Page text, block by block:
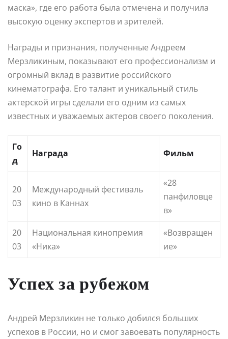
маска», где его работа была отмечена и получила
высокую оценку экспертов и зрителей.
Награды и признания, полученные Андреем
Мерзликиным, показывают его профессионализм и
огромный вклад в развитие российского
кинематографа. Его талант и уникальный стиль
актерской игры сделали его одним из самых
известных и уважаемых актеров своего поколения.
Го
д
Награда Фильм
20
03
Международный фестиваль
кино в Каннах
«28
панфиловце
в»
20
03
Национальная кинопремия
«Ника»
«Возвращен
ие»
Успех за рубежом
Андрей Мерзликин не только добился больших
успехов в России, но и смог завоевать популярность